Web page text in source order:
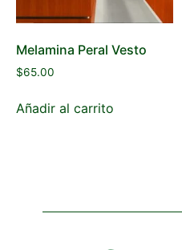
Melamina Peral Vesto
$65.00
Añadir al carrito